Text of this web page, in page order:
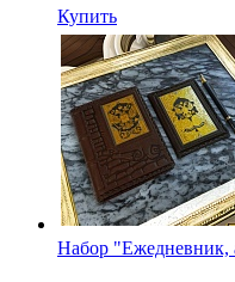
Купить
Набор "Ежедневник,